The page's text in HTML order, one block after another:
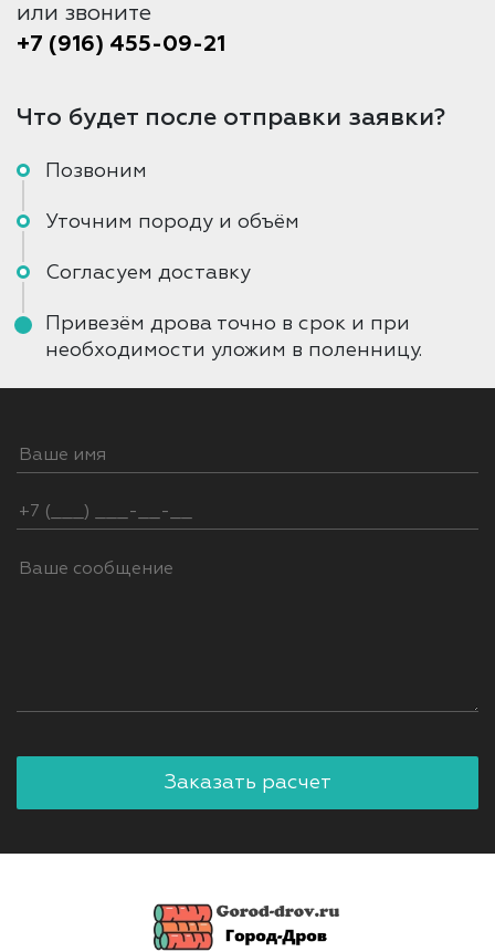
или звоните
+7 (916) 455-09-21
Что будет после отправки заявки?
Позвоним
Уточним породу и объём
Согласуем доставку
Привезём дрова точно в срок и при
необходимости уложим в поленницу.